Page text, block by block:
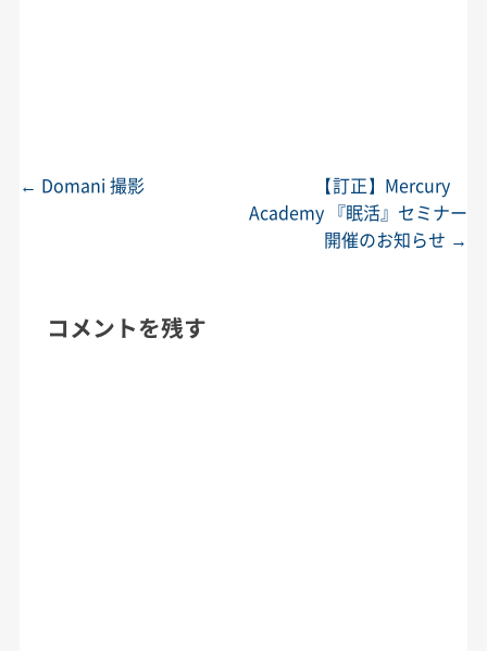
投稿ナビゲーション
← Domani 撮影
【訂正】Mercury
Academy 『眠活』セミナー
開催のお知らせ →
コメントを残す